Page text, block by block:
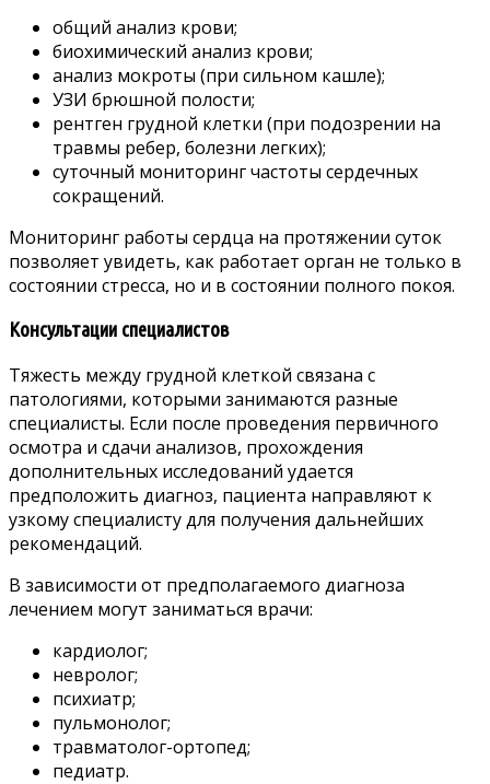
общий анализ крови;
биохимический анализ крови;
анализ мокроты (при сильном кашле);
УЗИ брюшной полости;
рентген грудной клетки (при подозрении на
травмы ребер, болезни легких);
суточный мониторинг частоты сердечных
сокращений.
Мониторинг работы сердца на протяжении суток
позволяет увидеть, как работает орган не только в
состоянии стресса, но и в состоянии полного покоя.
Консультации специалистов
Тяжесть между грудной клеткой связана с
патологиями, которыми занимаются разные
специалисты. Если после проведения первичного
осмотра и сдачи анализов, прохождения
дополнительных исследований удается
предположить диагноз, пациента направляют к
узкому специалисту для получения дальнейших
рекомендаций.
В зависимости от предполагаемого диагноза
лечением могут заниматься врачи:
кардиолог;
невролог;
психиатр;
пульмонолог;
травматолог-ортопед;
педиатр.